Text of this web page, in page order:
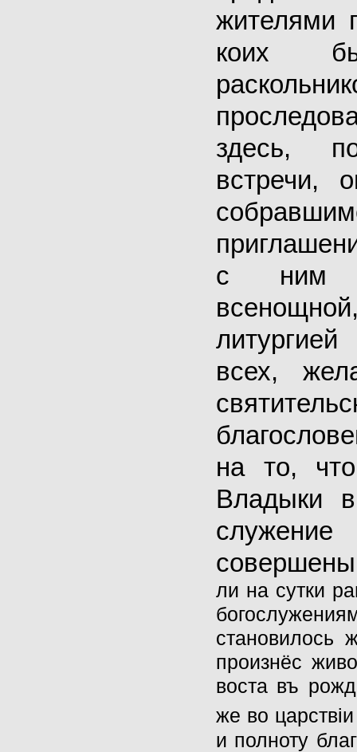
жителями
коих
здесь,
встречи,
с ним
всех,
на то,
Владыки
ли на сутки
становилось
произнёс
воста въ
же во
и полноту